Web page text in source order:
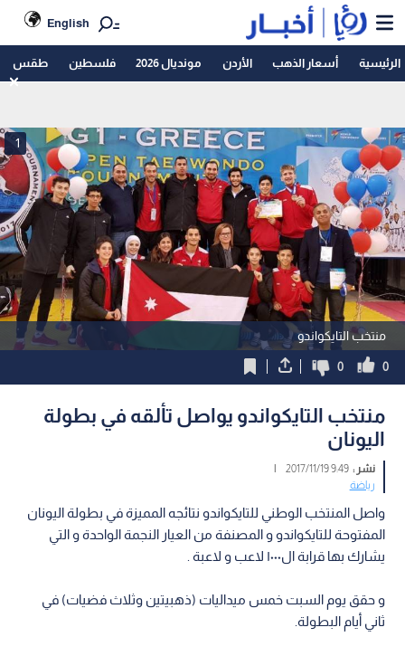
English
الرئيسية أسعار الذهب الأردن مونديال 2026 فلسطين طقس
منتخب التايكواندو
1
0
0
منتخب التايكواندو يواصل تألقه في بطولة
اليونان
نشر :9:49 2017/11/19
|
رياضة
واصل المنتخب الوطني للتايكواندو نتائجه المميزة في بطولة اليونان
المفتوحة للتايكواندو و المصنفة من العيار النجمة الواحدة و التي
يشارك بها قرابة ال١٠٠٠ لاعب و لاعبة .
و حقق يوم السبت خمس ميداليات (ذهبيتين وثلاث فضيات) في
ثاني أيام البطولة.